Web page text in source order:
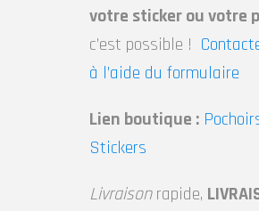
votre sticker ou votre
c’est possible !
à l’aide du formulaire
Lien boutique :
Stickers
Livraisonrapide,